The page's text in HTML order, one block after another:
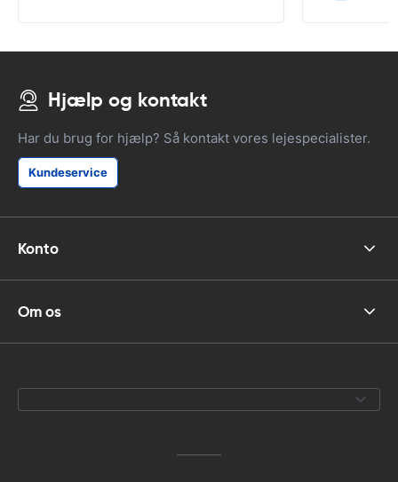
Hjælp og kontakt
Har du brug for hjælp? Så kontakt vores lejespecialister.
Kundeservice
Konto
Om os